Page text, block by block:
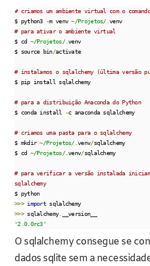
# criamos um ambiente virtual com o comando
$ python3 -m venv ~/Projetos/ .
venv
# para ativar o ambiente virtual
$ cd ~/Projetos/.venv
$ source bin/activate
# instalamos o sqlalchemy (última versão
$ pip install sqlalchemy
# para a distribuição Anaconda do Python
$ conda install -c anaconda sqlalchemy
# criamos uma pasta para o sqlalchemy
$ mkdir ~/Projetos/ .venv/sqlalchemy
$ cd ~/Projetos/.venv/sqlalchemy
# para verificar a versão instalada
sqlalchemy
$ python
>>> import
sqlalchemy
>>> sqlalchemy.
'2.0.0rc3'
O sqlalchemy consegue se
dados sqlite sem a